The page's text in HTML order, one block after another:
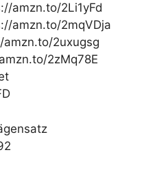
amzn.to/2Li1yFd
amzn.to/2mqVDja
2uxugsg
2zMq78E